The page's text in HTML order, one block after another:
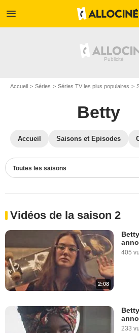
menu
Accueil Séries Séries TV les plus populaires
Betty
Accueil Saisons et Episodes
Toutes les saisons
Vidéos de la saison 2
2:08
405
233